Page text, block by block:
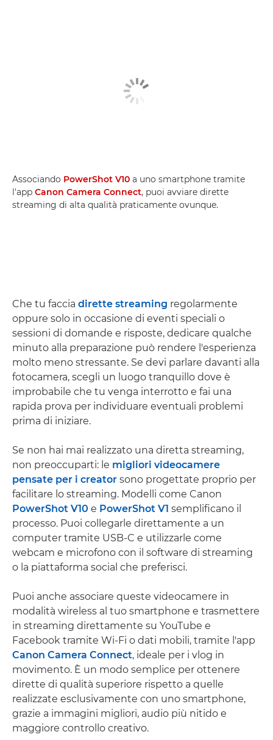
Associando PowerShot V10 a uno smartphone tramite
l'app Canon Camera Connect, puoi avviare dirette
streaming di alta qualità praticamente ovunque.
Che tu faccia dirette streaming regolarmente
oppure solo in occasione di eventi speciali o
sessioni di domande e risposte, dedicare qualche
minuto alla preparazione può rendere l'esperienza
molto meno stressante. Se devi parlare davanti alla
fotocamera, scegli un luogo tranquillo dove è
improbabile che tu venga interrotto e fai una
rapida prova per individuare eventuali problemi
prima di iniziare.
Se non hai mai realizzato una diretta streaming,
non preoccuparti: le migliori videocamere
pensate per i creator sono progettate proprio per
facilitare lo streaming. Modelli come Canon
PowerShot V10 e PowerShot V1 semplificano il
processo. Puoi collegarle direttamente a un
computer tramite USB-C e utilizzarle come
webcam e microfono con il software di streaming
o la piattaforma social che preferisci.
Puoi anche associare queste videocamere in
modalità wireless al tuo smartphone e trasmettere
in streaming direttamente su YouTube e
Facebook tramite Wi-Fi o dati mobili, tramite l'app
Canon Camera Connect, ideale per i vlog in
movimento. È un modo semplice per ottenere
dirette di qualità superiore rispetto a quelle
realizzate esclusivamente con uno smartphone,
grazie a immagini migliori, audio più nitido e
maggiore controllo creativo.